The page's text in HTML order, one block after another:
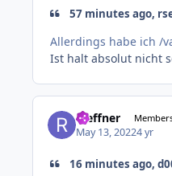
57 minutes ago,
Allerdings habe ich /
Ist halt absolut nicht
rseffner
May 13, 20224 yr
16 minutes ago,